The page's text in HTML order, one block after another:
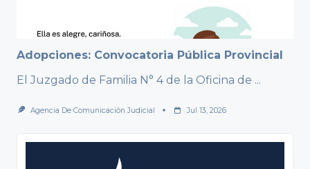
Adopciones: Convocatoria Pública Provincial
El Juzgado de Familia N° 4 de la Oficina de ...
Agencia De Comunicación Judicial Jul 13, 2026